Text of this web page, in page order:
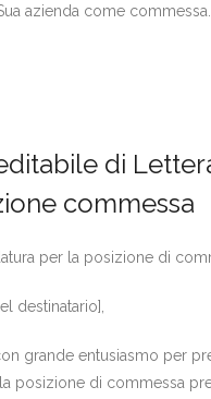
azienda come commessa.
di
commessa
per la posizione di
destinatario],
grande entusiasmo per
posizione di commessa